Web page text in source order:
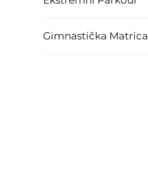
Gimnastička Matrica